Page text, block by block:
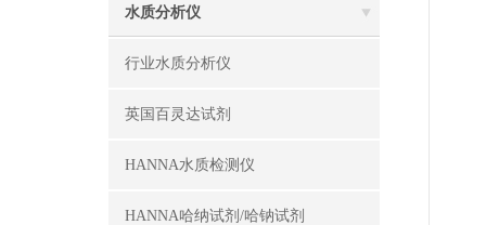
水质分析仪
行业水质分析仪
英国百灵达试剂
HANNA水质检测仪
HANNA哈纳试剂/哈钠试剂